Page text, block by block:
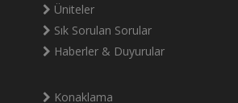
Üniteler
Sık Sorulan Sorular
Haberler & Duyurular
Konaklama